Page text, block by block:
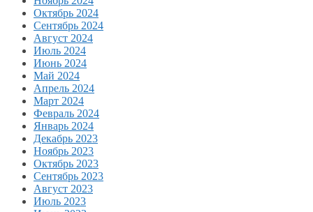
Октябрь 2024
Сентябрь 2024
Август 2024
Июль 2024
Июнь 2024
Май 2024
Апрель 2024
Март 2024
Февраль 2024
Январь 2024
Декабрь 2023
Ноябрь 2023
Октябрь 2023
Сентябрь 2023
Август 2023
Июль 2023